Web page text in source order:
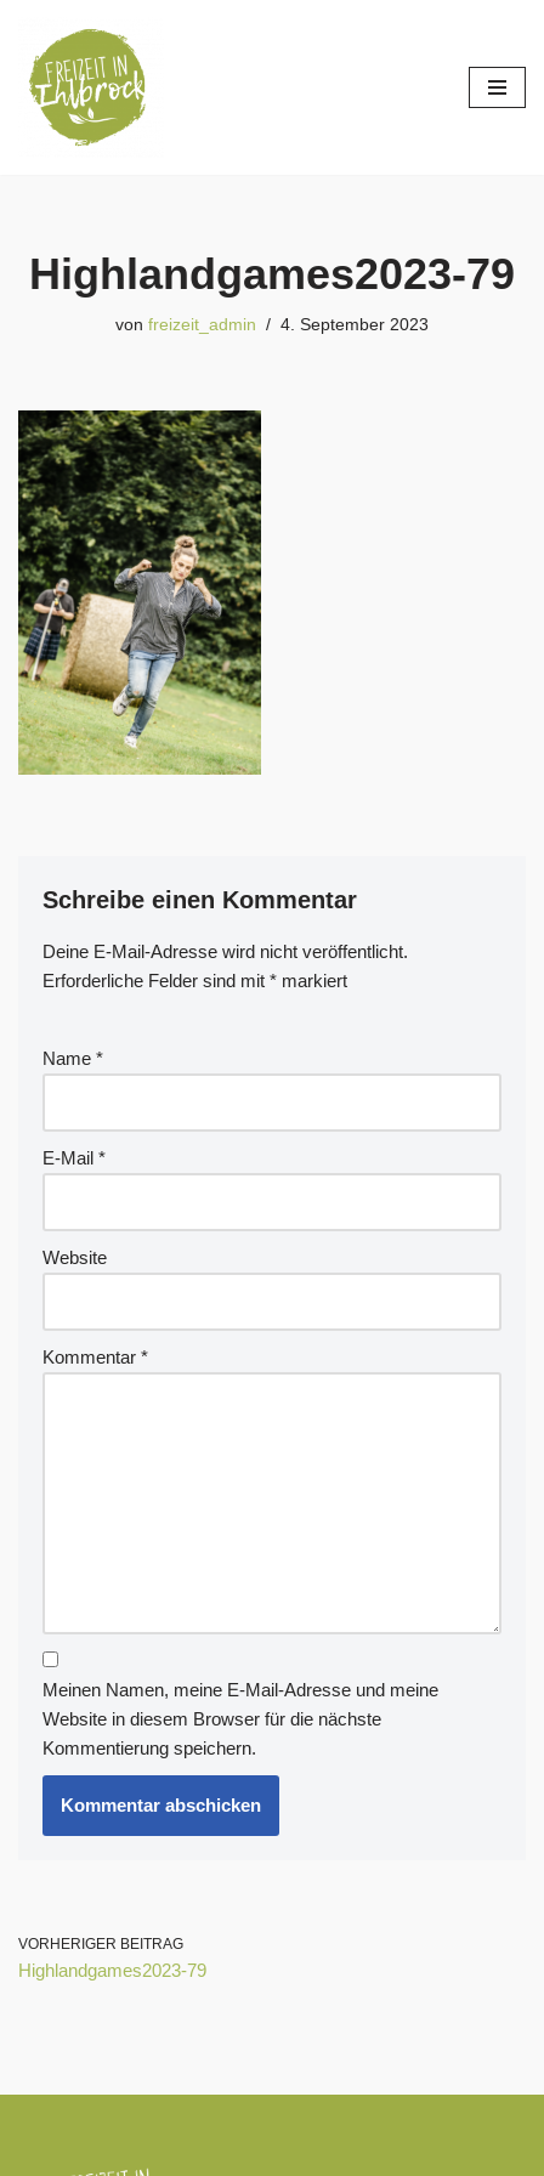
Zum
Inhalt
springen
Highlandgames2023-79
von freizeit_admin 4. September 2023
Schreibe einen Kommentar
Deine E-Mail-Adresse wird nicht veröffentlicht.
Erforderliche Felder sind mit * markiert
Name *
E-Mail *
Website
Kommentar *
Meinen Namen, meine E-Mail-Adresse und meine
Website in diesem Browser für die nächste
Kommentierung speichern.
A
lt
n
ti
v
VORHERIGER BEITRAG
Highlandgames2023-79